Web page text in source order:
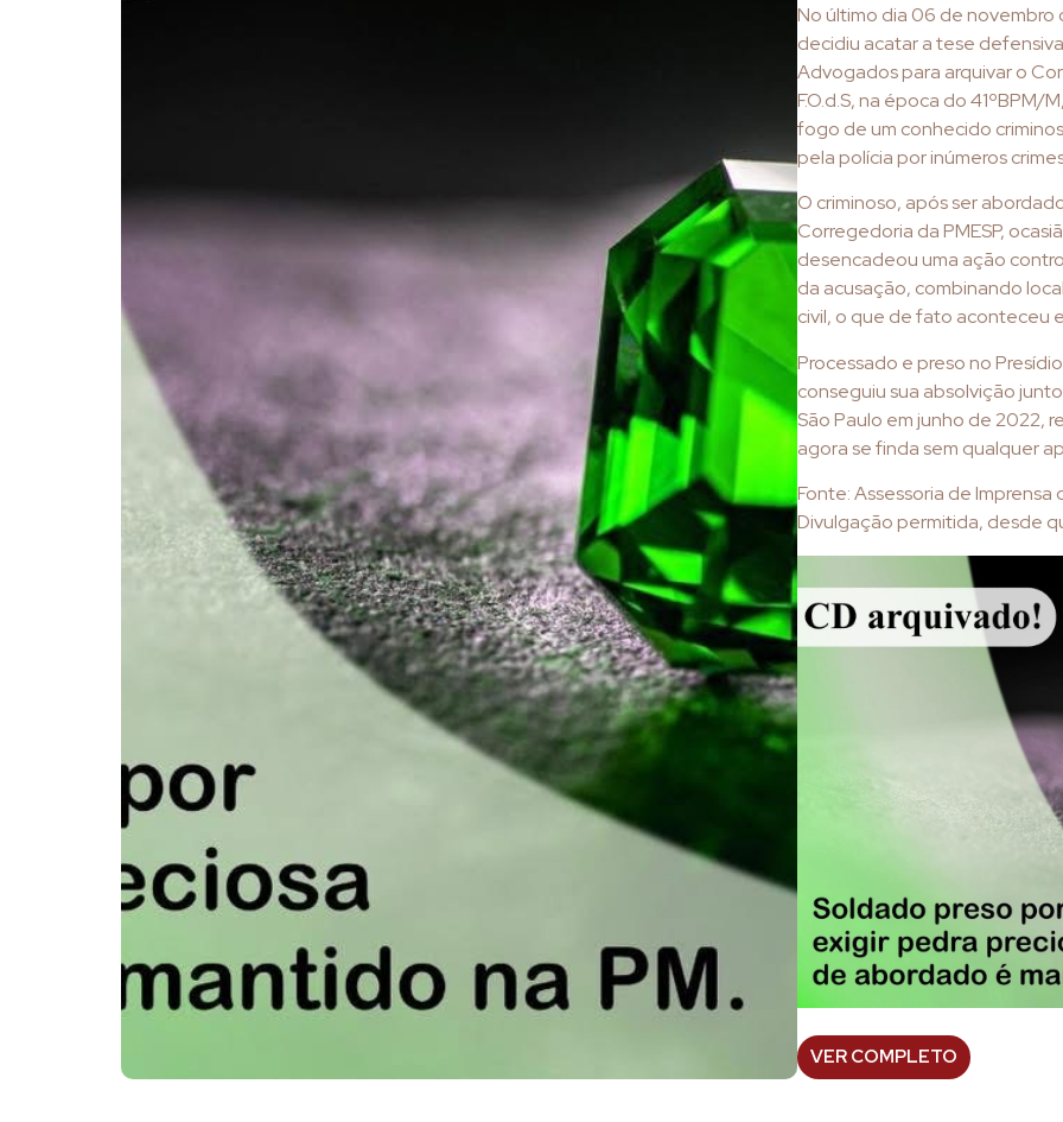
No último dia 06 de novembro
decidiu acatar a tese
Advogados para arquivar o
F.O.d.S, na época do 41ºBPM/
fogo de um conhecido
pela polícia por inúmeros
O criminoso, após ser
Corregedoria da PMESP,
desencadeou uma ação
da acusação, combinando
civil, o que de fato aconteceu
Processado e preso no
conseguiu sua absolvição
São Paulo em junho de 2022,
agora se finda sem qualquer
Fonte: Assessoria de
Divulgação permitida, desde
VER COMPLETO